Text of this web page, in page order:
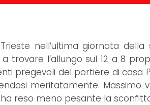
nell’ultima giornata della
l’allungo sul 12 a 8
pregevoli del portiere di casa
meritatamente. Massimo
reso meno pesante la